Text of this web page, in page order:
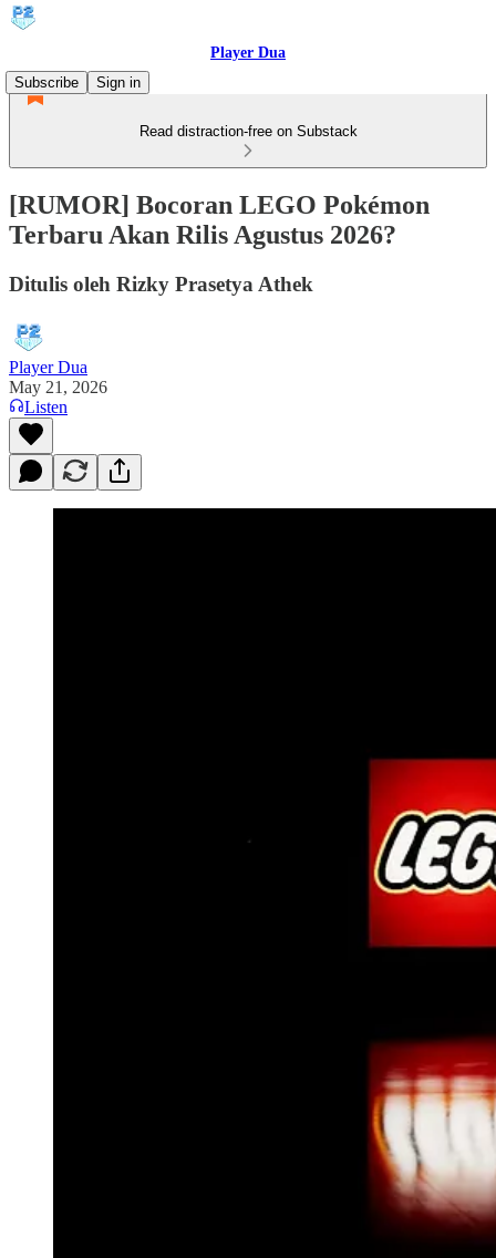
Player Dua
Subscribe
Sign in
Read distraction-free on Substack
[RUMOR] Bocoran LEGO Pokémon
Terbaru Akan Rilis Agustus 2026?
Ditulis oleh Rizky Prasetya Athek
Player Dua
May 21, 2026
Listen